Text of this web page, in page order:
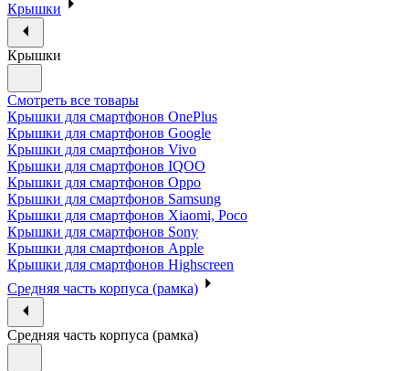
Крышки
Крышки
Смотреть все товары
Крышки для смартфонов OnePlus
Крышки для смартфонов Google
Крышки для смартфонов Vivo
Крышки для смартфонов IQOO
Крышки для смартфонов Oppo
Крышки для смартфонов Samsung
Крышки для смартфонов Xiaomi, Poco
Крышки для смартфонов Sony
Крышки для смартфонов Apple
Крышки для смартфонов Highscreen
Средняя часть корпуса (рамка)
Средняя часть корпуса (рамка)